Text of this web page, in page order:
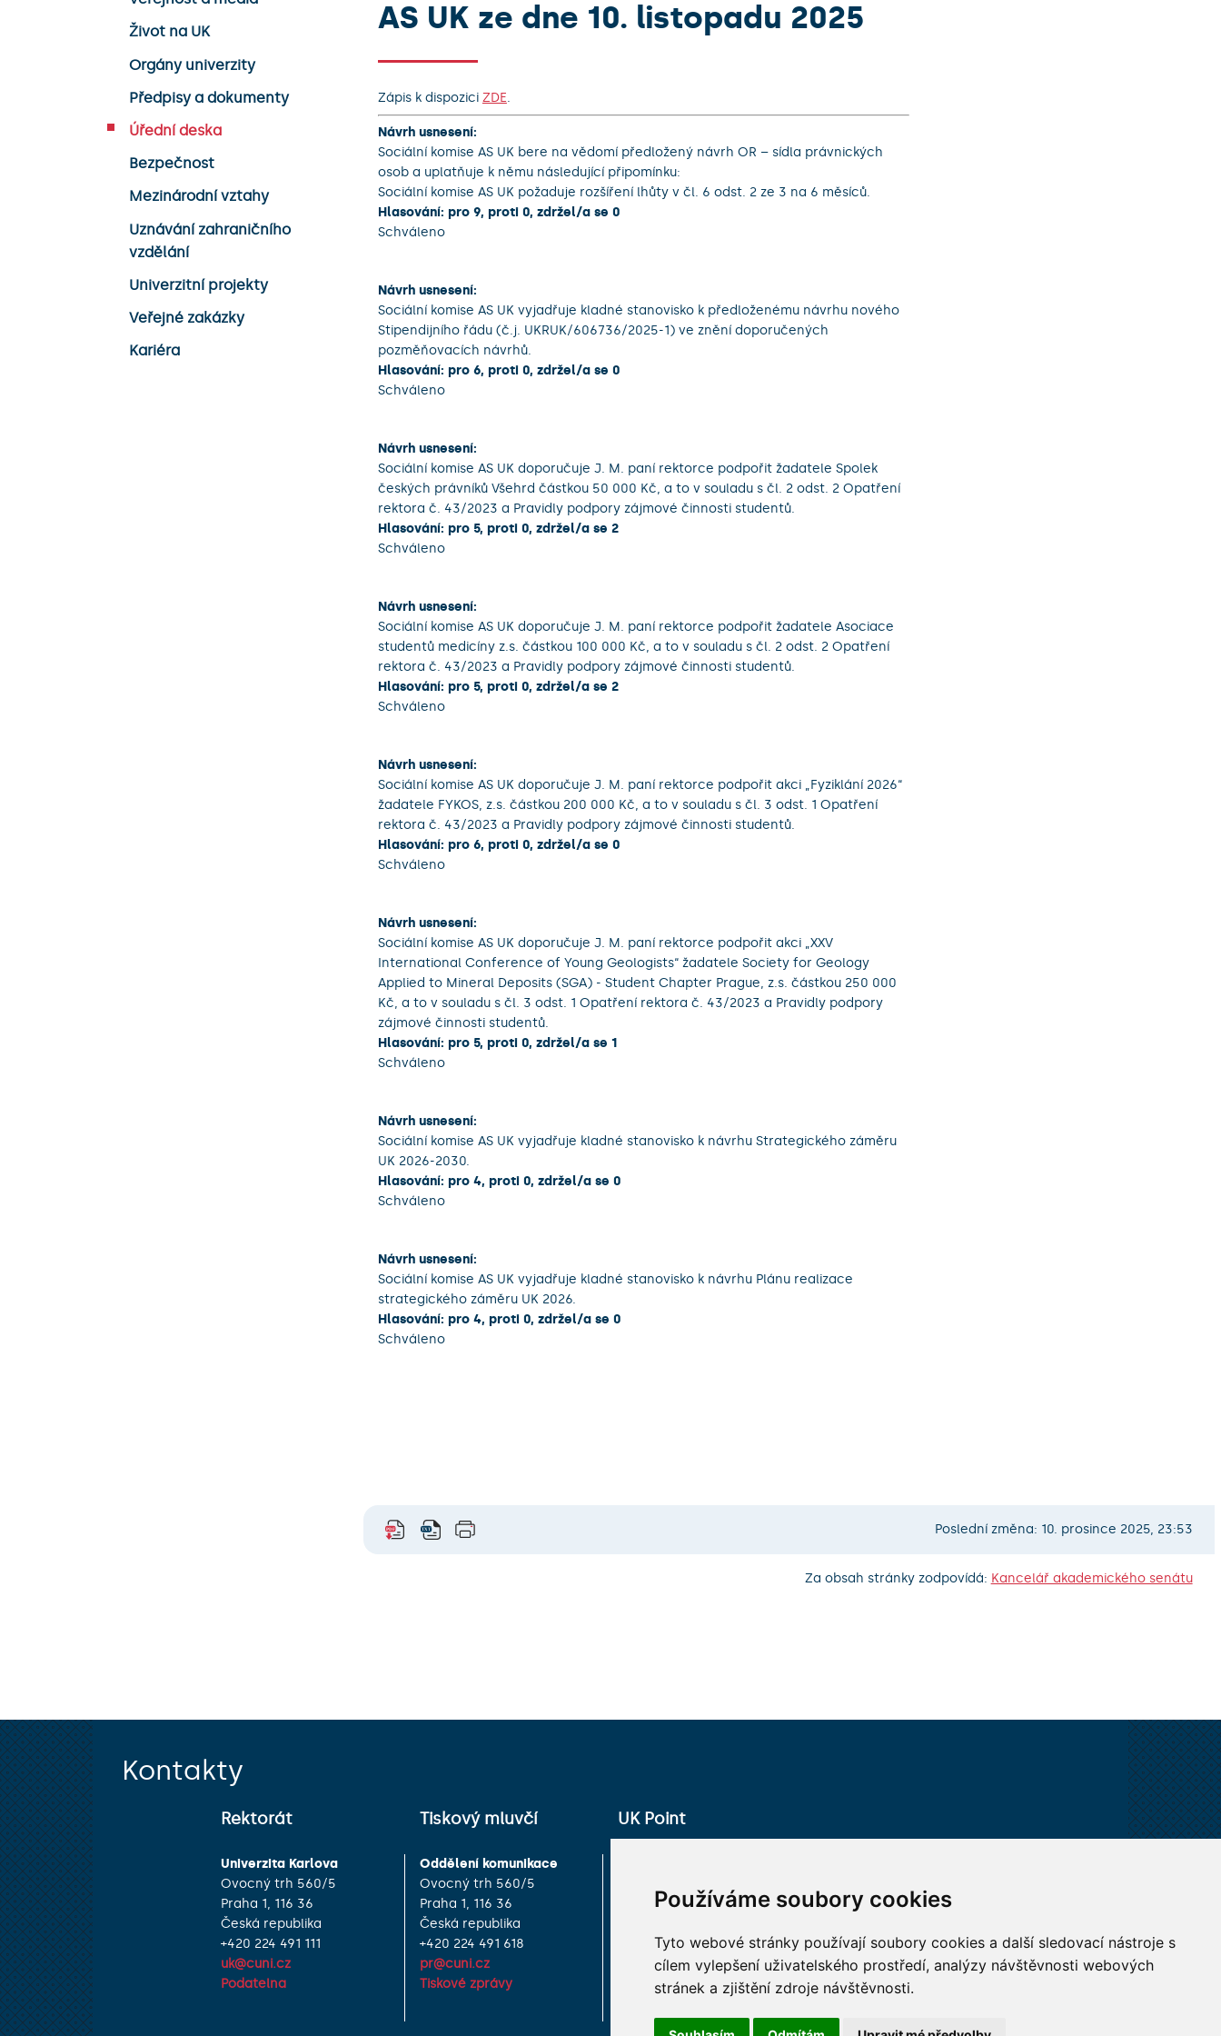
Používáme soubory cookies
Tyto webové stránky používají soubory cookies a další sledovací nástroje s
cílem vylepšení uživatelského prostředí, analýzy návštěvnosti webových
stránek a zjištění zdroje návštěvnosti.
Život na UK
Orgány univerzity
Předpisy a dokumenty
Úřední deska
Bezpečnost
Mezinárodní vztahy
Uznávání zahraničního
vzdělání
Univerzitní projekty
Veřejné zakázky
Kariéra
AS UK ze dne 10. listopadu 2025
Zápis k dispozici ZDE.
Návrh usnesení:
Sociální komise AS UK bere na vědomí předložený návrh OR – sídla právnických
osob a uplatňuje k němu následující připomínku:
Sociální komise AS UK požaduje rozšíření lhůty v čl. 6 odst. 2 ze 3 na 6 měsíců.
Hlasování: pro 9, proti 0, zdržel/a se 0
Schváleno
Návrh usnesení:
Sociální komise AS UK vyjadřuje kladné stanovisko k předloženému návrhu nového
Stipendijního řádu (č.j. UKRUK/606736/2025-1) ve znění doporučených
pozměňovacích návrhů.
Hlasování: pro 6, proti 0, zdržel/a se 0
Schváleno
Návrh usnesení:
Sociální komise AS UK doporučuje J. M. paní rektorce podpořit žadatele Spolek
českých právníků Všehrd částkou 50 000 Kč, a to v souladu s čl. 2 odst. 2 Opatření
rektora č. 43/2023 a Pravidly podpory zájmové činnosti studentů.
Hlasování: pro 5, proti 0, zdržel/a se 2
Schváleno
Návrh usnesení:
Sociální komise AS UK doporučuje J. M. paní rektorce podpořit žadatele Asociace
studentů medicíny z.s. částkou 100 000 Kč, a to v souladu s čl. 2 odst. 2 Opatření
rektora č. 43/2023 a Pravidly podpory zájmové činnosti studentů.
Hlasování: pro 5, proti 0, zdržel/a se 2
Schváleno
Návrh usnesení:
Sociální komise AS UK doporučuje J. M. paní rektorce podpořit akci „Fyziklání 2026“
žadatele FYKOS, z.s. částkou 200 000 Kč, a to v souladu s čl. 3 odst. 1 Opatření
rektora č. 43/2023 a Pravidly podpory zájmové činnosti studentů.
Hlasování: pro 6, proti 0, zdržel/a se 0
Schváleno
Návrh usnesení:
Sociální komise AS UK doporučuje J. M. paní rektorce podpořit akci „XXV
International Conference of Young Geologists“ žadatele Society for Geology
Applied to Mineral Deposits (SGA) - Student Chapter Prague, z.s. částkou 250 000
Kč, a to v souladu s čl. 3 odst. 1 Opatření rektora č. 43/2023 a Pravidly podpory
zájmové činnosti studentů.
Hlasování: pro 5, proti 0, zdržel/a se 1
Schváleno
Návrh usnesení:
Sociální komise AS UK vyjadřuje kladné stanovisko k návrhu Strategického záměru
UK 2026-2030.
Hlasování: pro 4, proti 0, zdržel/a se 0
Schváleno
Návrh usnesení:
Sociální komise AS UK vyjadřuje kladné stanovisko k návrhu Plánu realizace
strategického záměru UK 2026.
Hlasování: pro 4, proti 0, zdržel/a se 0
Schváleno
Poslední změna: 10. prosince 2025, 23:53
Za obsah stránky zodpovídá: Kancelář akademického senátu
Kontakty
Rektorát
Univerzita Karlova
Ovocný trh 560/5
Praha 1, 116 36
Česká republika
+420 224 491 111
uk@cuni.cz
Podatelna
Tiskový mluvčí
Oddělení komunikace
Ovocný trh 560/5
Praha 1, 116 36
Česká republika
+420 224 491 618
pr@cuni.cz
Tiskové zprávy
UK Point
Praha 1, 116 36
+420 224 491 850
info@cuni.cz
Provozní doba a kontakty
JAK K NÁM?